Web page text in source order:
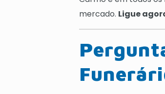
mercado. Ligue